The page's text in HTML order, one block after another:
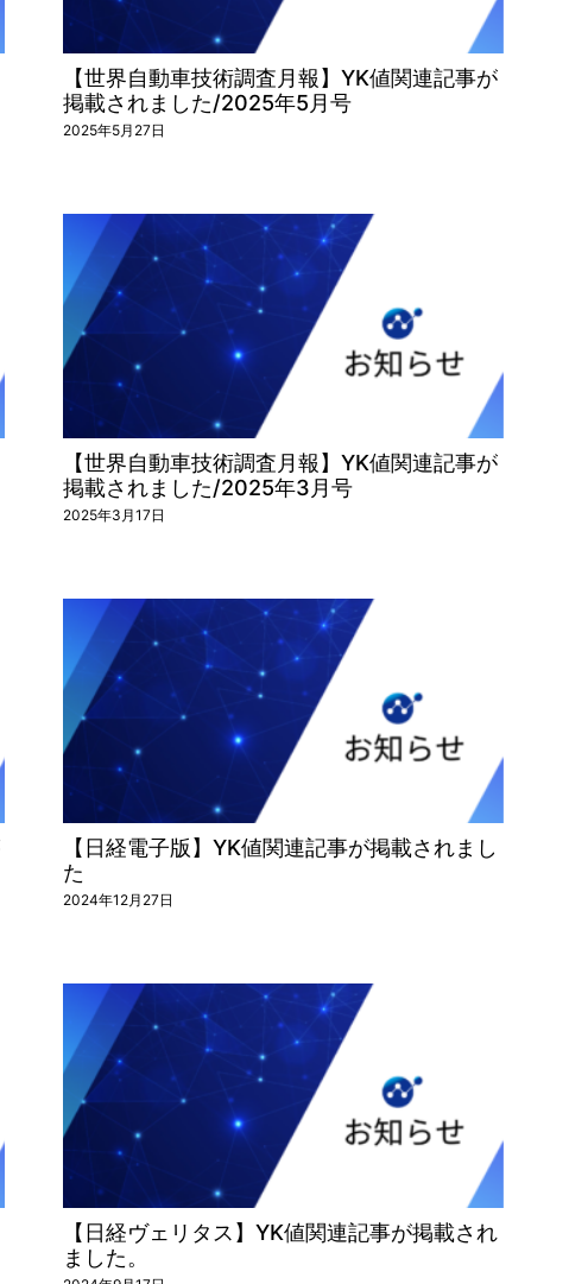
【世界自動車技術調査月報】YK値関連記事が
掲載されました/2025年5月号
2025年5月27日
【世界自動車技術調査月報】YK値関連記事が
掲載されました/2025年3月号
2025年3月17日
【日経電子版】YK値関連記事が掲載されまし
た
2024年12月27日
【日経ヴェリタス】YK値関連記事が掲載され
ました。